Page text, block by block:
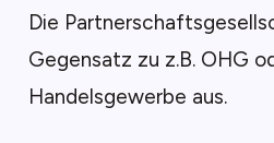
Die
Gegensatz zu z.B. OHG
Handelsgewerbe aus.